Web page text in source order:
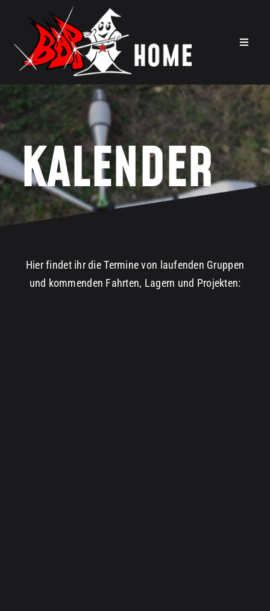
springen
Toggle
Wir über uns
Theaterfabrik
Fahrten
Gruppen
Projekte
Archiv
Uns unterstützen
KALENDER
Hier findet ihr die Termine von laufenden Gruppen
und kommenden Fahrten, Lagern und Projekten: